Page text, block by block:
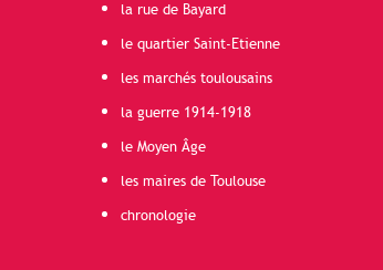
la rue de Bayard
le quartier Saint-Etienne
les marchés toulousains
la guerre 1914-1918
le Moyen Âge
les maires de Toulouse
chronologie